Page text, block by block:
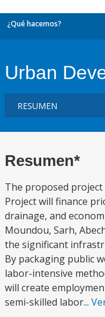
¿Qué hacemos?
Urban
Resumen*
The proposed
Project will finance
drainage, and
Moundou, Sarh,
the significant
By packaging public
labor-intensive
will create
semi-skilled labor...